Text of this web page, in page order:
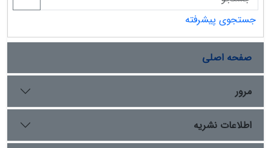
جستجوی پیشرفته
صفحه اصلی
مرور
اطلاعات نشریه